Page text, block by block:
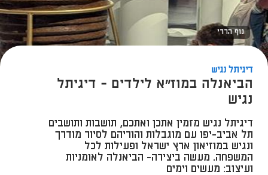
נוף הררי
דיגיתל נגיש
הביאנלה במוז"א לילדים - דיגיתל
נגיש
דיגיתל נגיש מזמין אתכן ואתכם, תושבות ותושבים
תל אביב-יפו עם מוגבלות והוריהם לסיור מודרך
ונגיש במוזיאון ארץ ישראל ופעילות לכל
המשפחה. מעשה ביצירה- הביאנלה לאומניות
ועיצוב: מעשים וימים